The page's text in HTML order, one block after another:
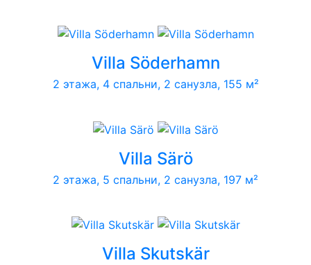
Villa Söderhamn
2 этажа, 4 спальни, 2 санузла, 155 м²
Villa Särö
2 этажа, 5 спальни, 2 санузла, 197 м²
Villa Skutskär